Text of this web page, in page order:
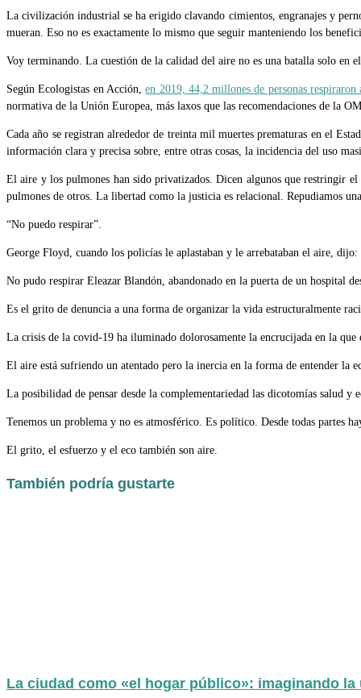
La civilización industrial se ha erigido clavando cimientos, engranajes y
mueran. Eso no es exactamente lo mismo que seguir manteniendo los
Voy terminando. La cuestión de la calidad del aire no es una batalla solo en
Según Ecologistas en Acción,en 2019, 44,2 millones de personas respiraron
normativa de la Unión Europea, más laxos que las recomendaciones de la
Cada año se registran alrededor de treinta mil muertes prematuras en el
información clara y precisa sobre, entre otras cosas, la incidencia del uso
El aire y los pulmones han sido privatizados. Dicen algunos que restringir
pulmones de otros. La libertad como la justicia es relacional. Repudiamos
“No puedo respirar”.
George Floyd, cuando los policías le aplastaban y le arrebataban el aire, dijo:
No pudo respirar Eleazar Blandón, abandonado en la puerta de un hospital
Es el grito de denuncia a una forma de organizar la vida estructuralmente
La crisis de la covid-19 ha iluminado dolorosamente la encrucijada en la que
El aire está sufriendo un atentado pero la inercia en la forma de entender
La posibilidad de pensar desde la complementariedad las dicotomías salud
Tenemos un problema y no es atmosférico. Es político. Desde todas partes
El grito, el esfuerzo y el eco también son aire.
También podría gustarte
La ciudad como «el hogar público»: imaginando